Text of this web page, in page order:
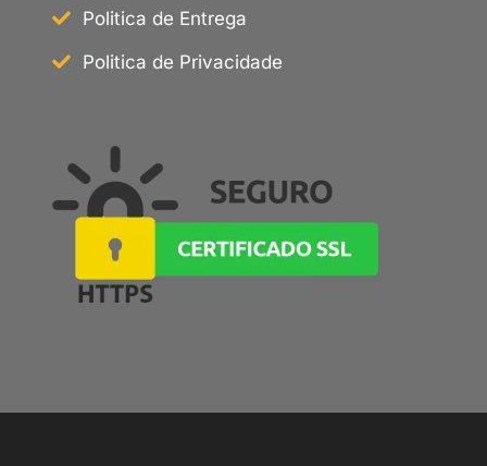
Politica de Entrega
Politica de Privacidade